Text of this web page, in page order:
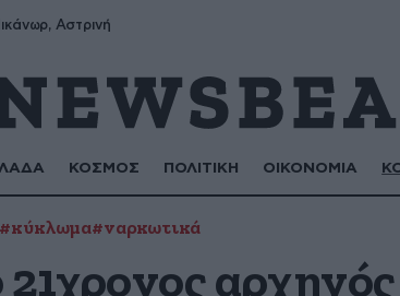
Αστρινή
ΚΟΣΜΟΣ ΠΟΛΙΤΙΚΗ ΟΙΚΟΝΟΜΙΑ
#κύκλωμα#ναρκωτικά